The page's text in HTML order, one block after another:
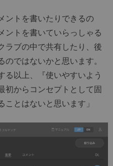
ントを書いたりできるの
ントを書いていらっしゃる
ラブの中で共有したり、後
ではないかと思います。
る以上、『使いやすいよう
初からコンセプトとして固
とはないと思います」